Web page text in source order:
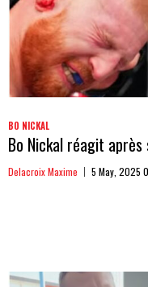
BO NICKAL
Bo Nickal réagit après
Delacroix Maxime 5 May, 2025